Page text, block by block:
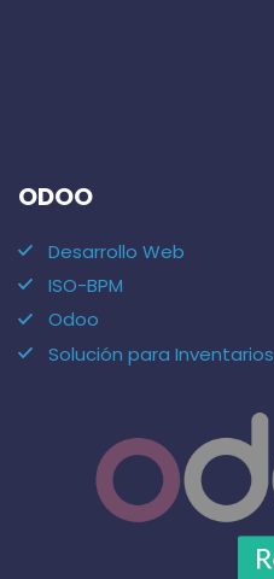
ODOO
Desarrollo Web
ISO-BPM
Odoo
Solución para Inventarios